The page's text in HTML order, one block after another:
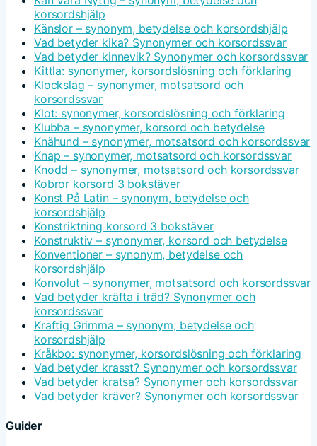
korsordshjälp
Känslor – synonym, betydelse och korsordshjälp
Vad betyder kika? Synonymer och korsordssvar
Vad betyder kinnevik? Synonymer och korsordssvar
Kittla: synonymer, korsordslösning och förklaring
Klockslag – synonymer, motsatsord och
korsordssvar
Klot: synonymer, korsordslösning och förklaring
Klubba – synonymer, korsord och betydelse
Knähund – synonymer, motsatsord och korsordssvar
Knap – synonymer, motsatsord och korsordssvar
Knodd – synonymer, motsatsord och korsordssvar
Kobror korsord 3 bokstäver
Konst På Latin – synonym, betydelse och
korsordshjälp
Konstriktning korsord 3 bokstäver
Konstruktiv – synonymer, korsord och betydelse
Konventioner – synonym, betydelse och
korsordshjälp
Konvolut – synonymer, motsatsord och korsordssvar
Vad betyder kräfta i träd? Synonymer och
korsordssvar
Kraftig Grimma – synonym, betydelse och
korsordshjälp
Kråkbo: synonymer, korsordslösning och förklaring
Vad betyder krasst? Synonymer och korsordssvar
Vad betyder kratsa? Synonymer och korsordssvar
Vad betyder kräver? Synonymer och korsordssvar
Guider